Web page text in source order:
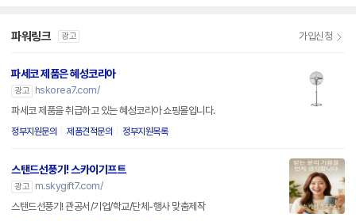
파워링크 광고 가입신청
파세코 제품은 혜성코리아
광고
hskorea7.com/
파세코 제품을 취급하고 있는 혜성코리아 쇼핑몰입니다.
정부지원문의 제품견적문의 정부지원목록
스탠드선풍기! 스카이기프트
광고
m.skygift7.com/
스탠드선풍기! 관공서/기업/학교/단체-행사 맞춤제작